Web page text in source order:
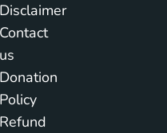
Disclaimer
Contact
us
Donation
Policy
Refund